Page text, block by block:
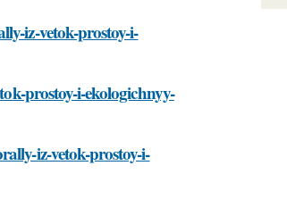
iz-vetok-prostoy-i-
prostoy-i-ekologichnyy-
iz-vetok-prostoy-i-